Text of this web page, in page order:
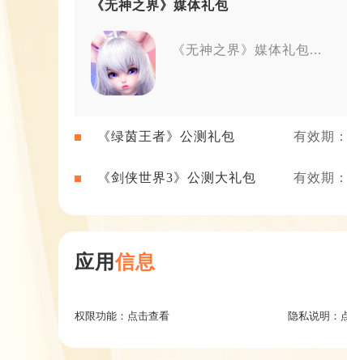
《无神之界》媒体礼包
《无神之界》媒体礼包...
《绿茵王者》公测礼包 有效期
《剑侠世界3》公测大礼包 有效期
应用信息
权限功能： 点击查看 隐私说明：